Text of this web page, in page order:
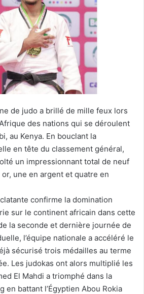
de judo a brillé de mille feux lors
des nations qui se déroulent
au Kenya. En bouclant la
en tête du classement général,
un impressionnant total de neuf
une en argent et quatre en
confirme la domination
sur le continent africain dans cette
la seconde et dernière journée de
l’équipe nationale a accéléré le
sécurisé trois médailles au terme
Les judokas ont alors multiplié les
El Mahdi a triomphé dans la
en battant l’Égyptien Abou Rokia